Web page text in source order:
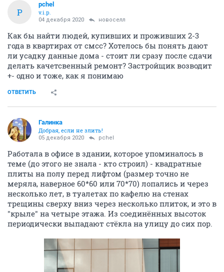
P
pchel
v.i.p.
04 декабря 2020 новоселл
Как бы найти людей, купивших и проживших 2-3
года в квартирах от смсс? Хотелось бы понять дают
ли усадку данные дома - стоит ли сразу после сдачи
делать качетсвенный ремонт? Застройщик возводит
+- одно и тоже, как я понимаю
ОТВЕТИТЬ
Галинка
Добрая, если не злить!
05 декабря 2020 pchel
Работала в офисе в здании, которое упоминалось в
теме (до этого не знала - кто строил) - квадратные
плиты на полу перед лифтом (размер точно не
меряла, наверное 60*60 или 70*70) лопались и через
несколько лет, в туалетах по кафелю на стенах
трещины сверху вниз через несколько плиток, и это в
"крыле" на четыре этажа. Из соединённых высоток
периодически выпадают стёкла на улицу до сих пор.